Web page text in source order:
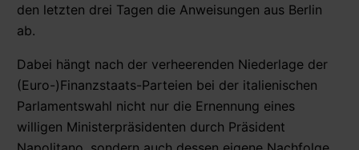
den letzten drei Tagen die Anweisungen aus Berlin
ab.
Dabei hängt nach der verheerenden Niederlage der
(Euro-)Finanzstaats-Parteien bei der italienischen
Parlamentswahl nicht nur die Ernennung eines
willigen Ministerpräsidenten durch Präsident